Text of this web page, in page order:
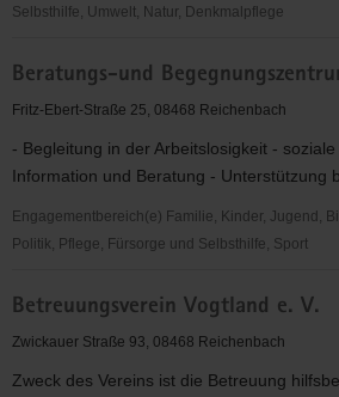
Selbsthilfe, Umwelt, Natur, Denkmalpflege
Vogtland
Bereich
e.V.
Beratungs-und
Fritz-Ebert-Straße 25, 08468 Reichenbach
- Begleitung in der Arbeitslosigkeit -
Information und Beratung - Unterstützung
Engagementbereich(e) Familie, Kinder, Jugend,
Politik, Pflege, Fürsorge und Selbsthilfe, Sport
und
Begegnungszentrum
Betreuungsverein Vogtland e. V.
Zwickauer Straße 93, 08468 Reichenbach
Zweck des Vereins ist die Betreuung